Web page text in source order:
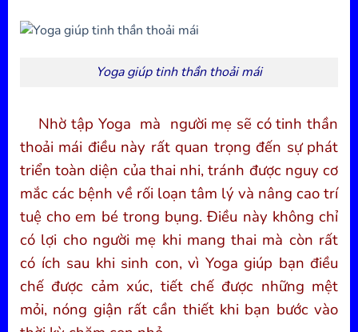
Yoga giúp tinh thần thoải mái
Nhờ tập Yoga mà người mẹ sẽ có tinh thần
thoải mái điều này rất quan trọng đến sự phát
triển toàn diện của thai nhi, tránh được nguy cơ
mắc các bệnh về rối loạn tâm lý và nâng cao trí
tuệ cho em bé trong bụng. Điều này không chỉ
có lợi cho người mẹ khi mang thai mà còn rất
có ích sau khi sinh con, vì Yoga giúp bạn điều
chế được cảm xúc, tiết chế được những mệt
mỏi, nóng giận rất cần thiết khi bạn bước vào